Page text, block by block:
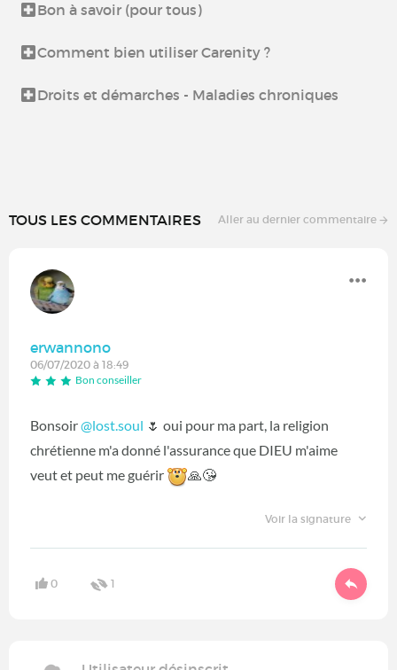
Bon à savoir (pour tous)
Comment bien utiliser Carenity ?
Droits et démarches - Maladies chroniques
TOUS LES COMMENTAIRES Aller au dernier commentaire
erwannono
06/07/2020 à 18:49
Bon conseiller
Bonsoir@lost.soul ‍ 🌷 oui pour ma part, la religion
chrétienne m'a donné l'assurance que DIEU m'aime
veut et peut me guérir
🙏😘
Voir la signature
0 1